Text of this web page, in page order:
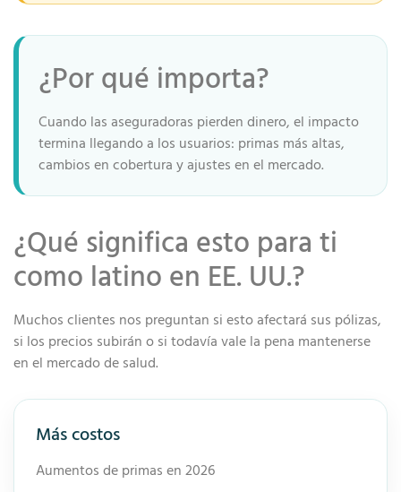
¿Por qué importa?
Cuando las aseguradoras pierden dinero, el impacto
termina llegando a los usuarios: primas más altas,
cambios en cobertura y ajustes en el mercado.
¿Qué significa esto para ti
como latino en EE. UU.?
Muchos clientes nos preguntan si esto afectará sus pólizas,
si los precios subirán o si todavía vale la pena mantenerse
en el mercado de salud.
Más costos
Aumentos de primas en 2026